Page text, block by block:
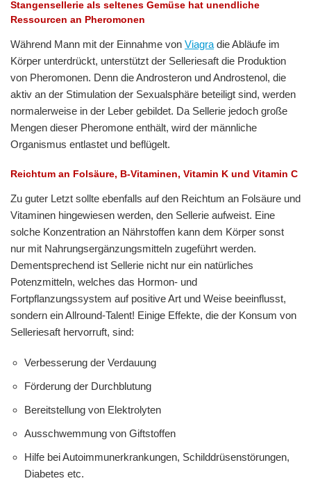
Stangensellerie als seltenes Gemüse hat unendliche
Ressourcen an Pheromonen
Während Mann mit der Einnahme von Viagra die Abläufe im
Körper unterdrückt, unterstützt der Selleriesaft die Produktion
von Pheromonen. Denn die Androsteron und Androstenol, die
aktiv an der Stimulation der Sexualsphäre beteiligt sind, werden
normalerweise in der Leber gebildet. Da Sellerie jedoch große
Mengen dieser Pheromone enthält, wird der männliche
Organismus entlastet und beflügelt.
Reichtum an Folsäure, B-Vitaminen, Vitamin K und Vitamin C
Zu guter Letzt sollte ebenfalls auf den Reichtum an Folsäure und
Vitaminen hingewiesen werden, den Sellerie aufweist. Eine
solche Konzentration an Nährstoffen kann dem Körper sonst
nur mit Nahrungsergänzungsmitteln zugeführt werden.
Dementsprechend ist Sellerie nicht nur ein natürliches
Potenzmitteln, welches das Hormon- und
Fortpflanzungssystem auf positive Art und Weise beeinflusst,
sondern ein Allround-Talent! Einige Effekte, die der Konsum von
Selleriesaft hervorruft, sind:
Verbesserung der Verdauung
Förderung der Durchblutung
Bereitstellung von Elektrolyten
Ausschwemmung von Giftstoffen
Hilfe bei Autoimmunerkrankungen, Schilddrüsenstörungen,
Diabetes etc.